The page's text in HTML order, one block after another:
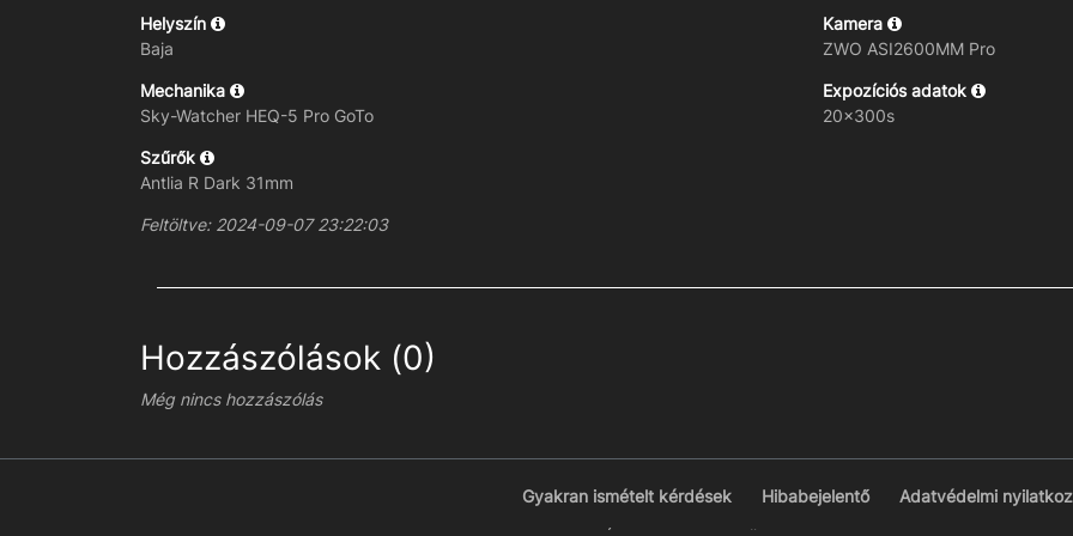
Helyszín
Baja
Kamera
ZWO ASI2600MM Pro
Mechanika
Sky-Watcher HEQ-5 Pro GoTo
Expozíciós adatok
20x300s
Szűrők
Antlia R Dark 31mm
Feltöltve: 2024-09-07 23:22:03
Hozzászólások (0)
Még nincs hozzászólás
Gyakran ismételt kérdések Hibabejelentő Adatvédelmi